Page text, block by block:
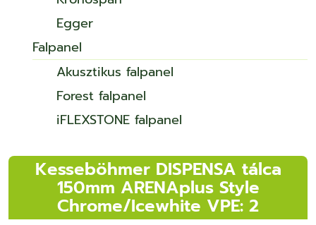
Egger
Falpanel
Akusztikus falpanel
Forest falpanel
iFLEXSTONE falpanel
Kesseböhmer DISPENSA tálca
150mm ARENAplus Style
Chrome/Icewhite VPE: 2